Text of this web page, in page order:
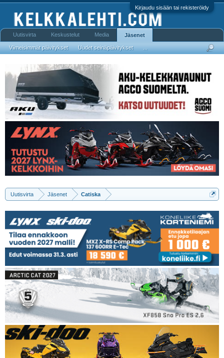
Kirjaudu sisään tai rekisteröidy
Uutisvirta Jäsenet Catiska
Uutisvirta Keskustelut Media Jäsenet
Viimeisimmät päivitykset Uudet seinäpäivitykset